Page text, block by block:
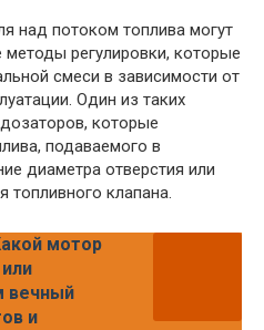
над потоком топлива могут
регулировки, которые
смеси в зависимости от
Один из таких
которые
подаваемого в
диаметра отверстия или
топливного клапана.
мотор
вечный
и